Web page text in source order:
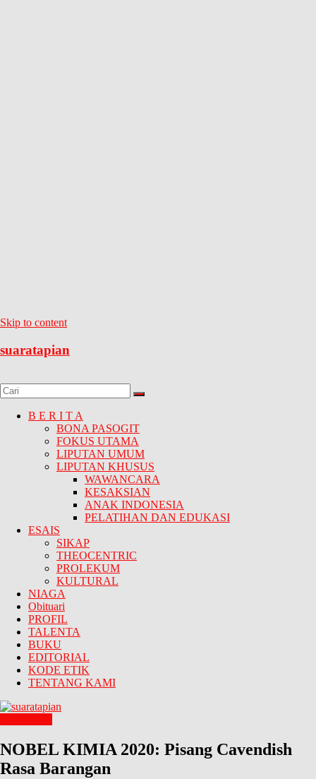
Skip to content
suaratapian
B E R I T A
BONA PASOGIT
FOKUS UTAMA
LIPUTAN UMUM
LIPUTAN KHUSUS
WAWANCARA
KESAKSIAN
ANAK INDONESIA
PELATIHAN DAN EDUKASI
ESAIS
SIKAP
THEOCENTRIC
PROLEKUM
KULTURAL
NIAGA
Obituari
PROFIL
TALENTA
BUKU
EDITORIAL
KODE ETIK
TENTANG KAMI
NOBEL KIMIA 2020: Pisang Cavendish
Rasa Barangan